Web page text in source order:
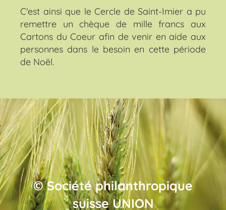
C'est ainsi que le Cercle de Saint-Imier a pu
remettre un chèque de mille francs aux
Cartons du Coeur afin de venir en aide aux
personnes dans le besoin en cette période
de Noël.
© Société philanthropique
suisse UNION